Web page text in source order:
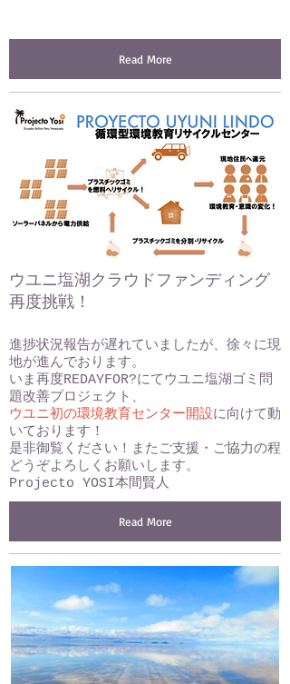
Read More
ウユニ塩湖クラウドファンディング
再度挑戦！
進捗状況報告が遅れていましたが、徐々に現
地が進んでおります。
いま再度REDAYFOR?にてウユニ塩湖ゴミ問
題改善プロジェクト、
ウユニ初の環境教育センター開設に向けて動
いております！
是非御覧ください！またご支援・ご協力の程
どうぞよろしくお願いします。
Projecto YOSI本間賢人
Read More